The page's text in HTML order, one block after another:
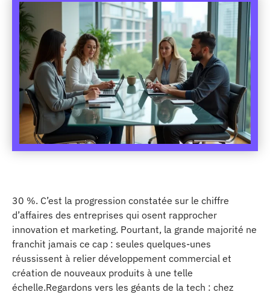
30 %. C’est la progression constatée sur le chiffre
d’affaires des entreprises qui osent rapprocher
innovation et marketing. Pourtant, la grande majorité ne
franchit jamais ce cap : seules quelques-unes
réussissent à relier développement commercial et
création de nouveaux produits à une telle
échelle.Regardons vers les géants de la tech : chez